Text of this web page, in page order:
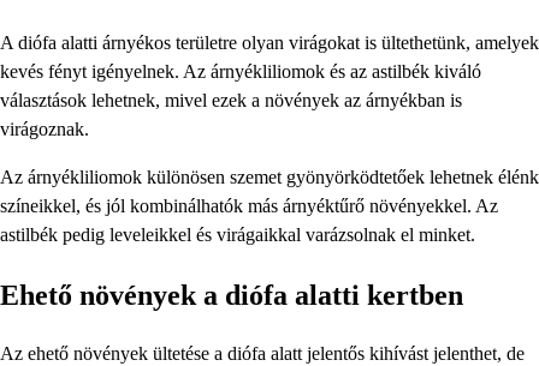
A diófa alatti árnyékos területre olyan virágokat is ültethetünk, amelyek
kevés fényt igényelnek. Az árnyékliliomok és az astilbék kiváló
választások lehetnek, mivel ezek a növények az árnyékban is
virágoznak.
Az árnyékliliomok különösen szemet gyönyörködtetőek lehetnek élénk
színeikkel, és jól kombinálhatók más árnyéktűrő növényekkel. Az
astilbék pedig leveleikkel és virágaikkal varázsolnak el minket.
Ehető növények a diófa alatti kertben
Az ehető növények ültetése a diófa alatt jelentős kihívást jelenthet, de